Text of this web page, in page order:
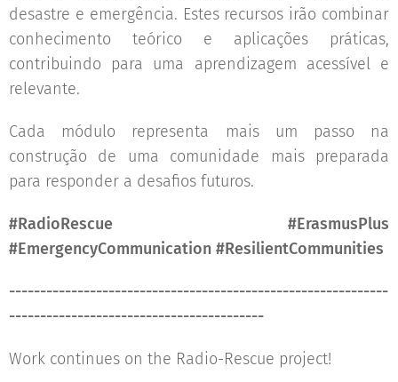
desastre e emergência. Estes recursos irão combinar
conhecimento teórico e aplicações práticas,
contribuindo para uma aprendizagem acessível e
relevante. 🌍🤝
Cada módulo representa mais um passo na
construção de uma comunidade mais preparada
para responder a desafios futuros.
#RadioRescue #ErasmusPlus
#EmergencyCommunication #ResilientCommunities
-------------------------------------------------------------
-----------------------------------------
Work continues on the Radio-Rescue project! 📡💻